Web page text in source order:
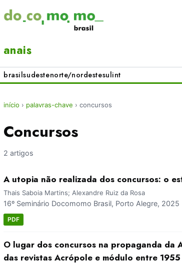
anais
brasilsudestenorte/nordestesulint
início › palavras-chave › concursos
Concursos
2 artigos
A utopia não realizada dos concursos: o
Thais Saboia Martins; Alexandre Ruiz da Rosa
16º Seminário Docomomo Brasil, Porto Alegre, 2025
PDF
O lugar dos concursos na propaganda da
das revistas Acrópole e módulo entre